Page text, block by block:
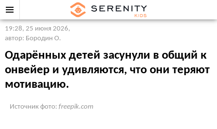
19:28, 25 июня 2026,
автор: Бородин О.
Одарённых детей засунули в общий к
онвейер и удивляются, что они теряют
мотивацию.
Источник фото: freepik.com